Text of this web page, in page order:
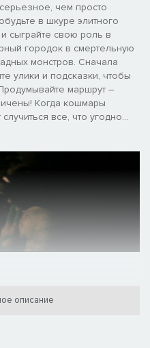
чем просто
в шкуре элитного
сыграйте свою роль в
городок в смертельную
монстров. Сначала
улики и подсказки, чтобы
маршрут –
Когда кошмары
все, что угодно...
восторге от того, как
описание